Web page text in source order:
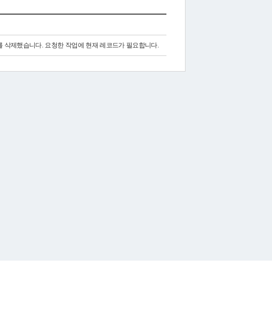
삭제했습니다. 요청한 작업에 현재 레코드가 필요합니다.